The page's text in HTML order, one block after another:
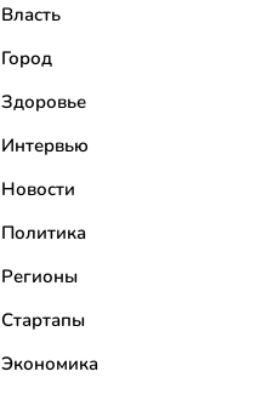
Власть
Город
Здоровье
Интервью
Новости
Политика
Регионы
Стартапы
Экономика